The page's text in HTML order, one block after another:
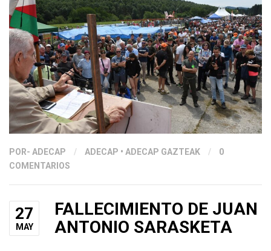
POR- ADECAP / ADECAP • ADECAP GAZTEAK /
0
COMENTARIOS
27
MAY
FALLECIMIENTO DE JUAN
ANTONIO SARASKETA